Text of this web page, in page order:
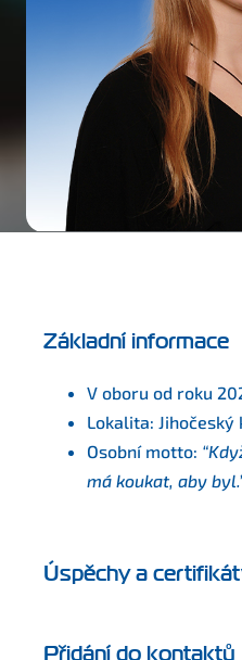
Základní informace
V oboru od roku
Lokalita: Jihočeský
Osobní motto:
má koukat, aby
Úspěchy a
Přidání do kontaktů